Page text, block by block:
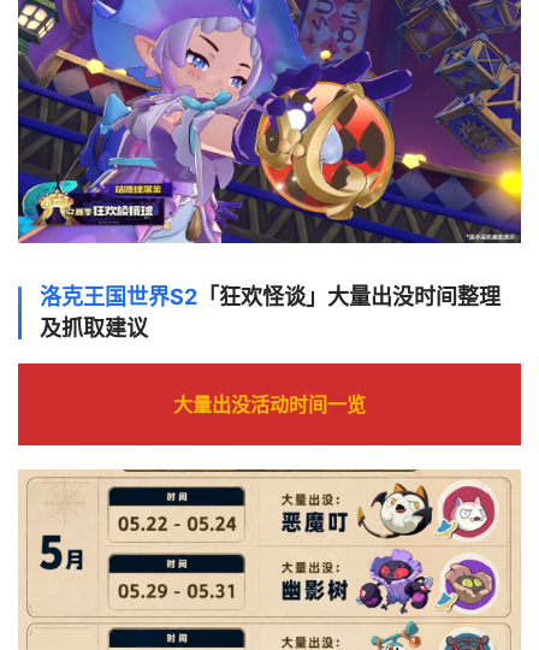
洛克王国世界S2 「狂欢怪谈」大量出没时间整理
及抓取建议
大量出没活动时间一览